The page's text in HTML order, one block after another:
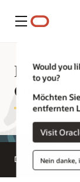
Menü
Would you
to you?
Möchten
entfernten
Visit
Nein danke,
Oracle
Datenschutz